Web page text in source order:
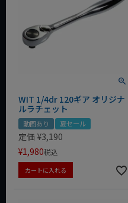
WIT 1/4dr 120ギア オリジナ
ルラチェット
動画あり 夏セール
定価 ¥3,190
¥1,980税込
カートに入れる